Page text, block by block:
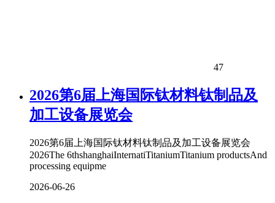
47
2026第6届上海国际钛材料钛制品及
加工设备展览会
2026第6届上海国际钛材料钛制品及加工设备展览会
2026The 6thshanghaiInternatiTitaniumTitanium productsAnd
processing equipme
2026-06-26